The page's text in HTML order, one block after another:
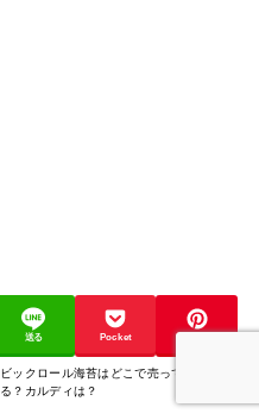
送る Pocket
ビックロール海苔はどこで売って
る？カルディは？